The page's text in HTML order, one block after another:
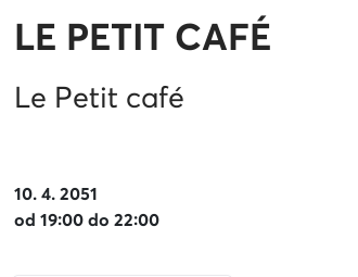
LE PETIT CAFÉ
Le Petit café
10. 4. 2051
od 19:00 do 22:00